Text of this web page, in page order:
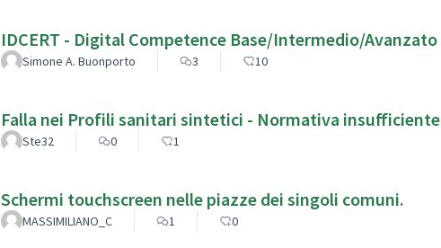
IDCERT - Digital Competence Base/Intermedio/Avanzato
Simone A. Buonporto 3 10
Falla nei Profili sanitari sintetici - Normativa insufficiente
Ste32 0 1
Schermi touchscreen nelle piazze dei singoli comuni.
MASSIMILIANO_C 1 0